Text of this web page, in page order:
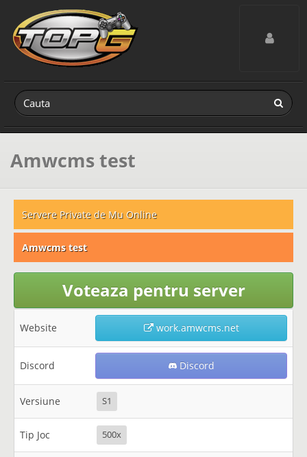
Toggle
Amwcms test
Servere Private de Mu Online
Amwcms test
Voteaza pentru server
Website work.amwcms.net
Discord Discord
Versiune S1
Tip Joc 500x